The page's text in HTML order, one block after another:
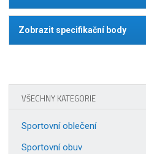
Zobrazit specifikační body
VŠECHNY KATEGORIE
Sportovní oblečení
Sportovní obuv